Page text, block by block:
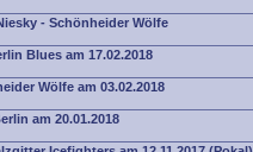
- Schönheider Wölfe
Blues am 17.02.2018
Wölfe am 03.02.2018
am 20.01.2018